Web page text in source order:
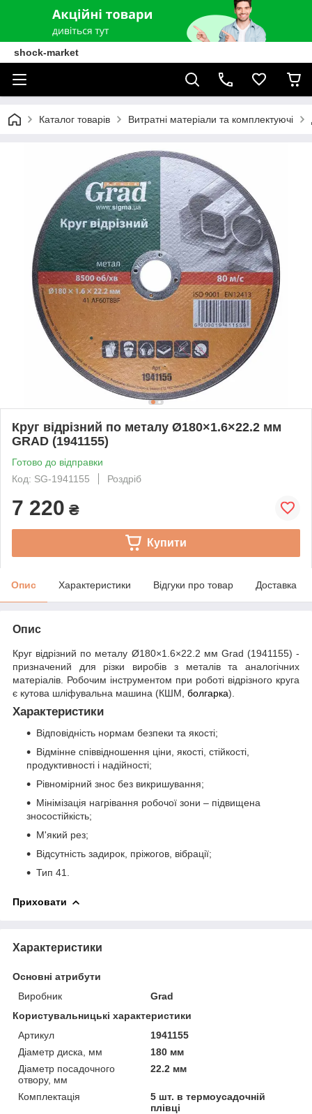
shock-market
Каталог товарів Витратні матеріали та комплектуючі
Круг відрізний по металу Ø180×1.6×22.2 мм
GRAD (1941155)
Готово до відправки
Код: SG-1941155
Роздріб
7 220 ₴
Купити
Опис Характеристики Відгуки про товар Доставка
Опис
Круг відрізний по металу Ø180×1.6×22.2 мм Grad (1941155) -
призначений для різки виробів з металів та аналогічних
матеріалів. Робочим інструментом при роботі відрізного круга
є кутова шліфувальна машина (КШМ, болгарка).
Характеристики
Відповідність нормам безпеки та якості;
Відмінне співвідношення ціни, якості, стійкості,
продуктивності і надійності;
Рівномірний знос без викришування;
Мінімізація нагрівання робочої зони – підвищена
зносостійкість;
М'який рез;
Відсутність задирок, пріжогов, вібрації;
Тип 41.
Приховати
Характеристики
Основні атрибути
Виробник
Grad
Користувальницькі характеристики
Артикул
1941155
Діаметр диска, мм
180 мм
Діаметр посадочного
отвору, мм
22.2 мм
Комплектація
5 шт. в термоусадочній
плівці